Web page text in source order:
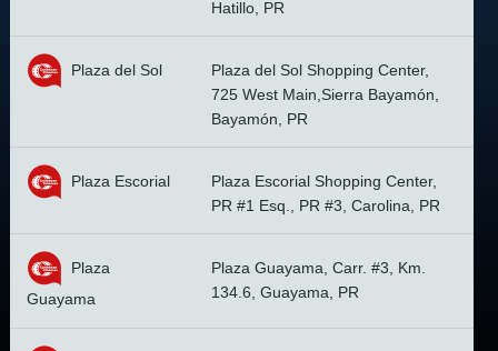
Hatillo, PR
Plaza del Sol
Plaza del Sol Shopping Center,
725 West Main,Sierra Bayamón,
Bayamón, PR
Plaza Escorial
Plaza Escorial Shopping Center,
PR #1 Esq., PR #3, Carolina, PR
Plaza
Guayama
Plaza Guayama, Carr. #3, Km.
134.6, Guayama, PR